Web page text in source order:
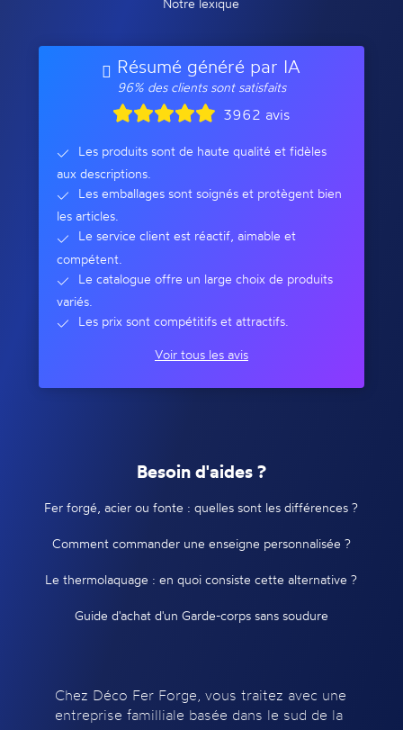
Résumé généré par IA
96% des clients sont satisfaits
3962 avis
Les produits sont de haute qualité et fidèles
aux descriptions.
Les emballages sont soignés et protègent bien
les articles.
Le service client est réactif, aimable et
compétent.
Le catalogue offre un large choix de produits
variés.
Les prix sont compétitifs et attractifs.
Voir tous les avis
Besoin d'aides ?
Fer forgé, acier ou fonte : quelles sont les différences ?
Comment commander une enseigne personnalisée ?
Le thermolaquage : en quoi consiste cette alternative ?
Guide d'achat d'un Garde-corps sans soudure
Chez Déco Fer Forge, vous traitez avec une
entreprise familliale basée dans le sud de la